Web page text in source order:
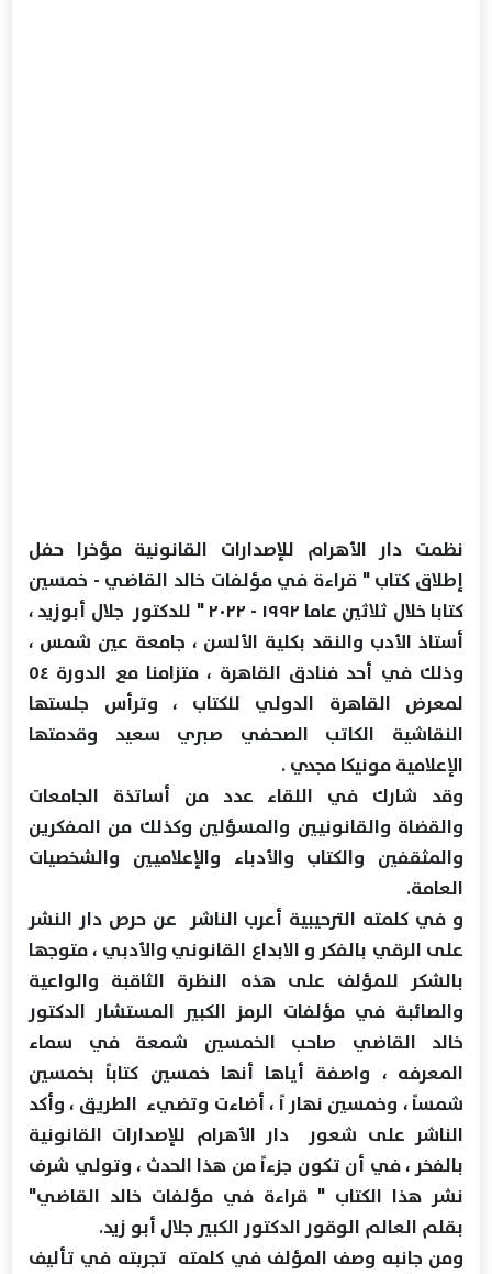
نظمت دار الأهرام للإصدارات القانونية مؤخرا حفل
إطلاق كتاب " قراءة في مؤلفات خالد القاضي - خمسين
كتابا خلال ثلاثين عاما ١٩٩٢ - ٢٠٢٢ " للدكتور جلال أبوزيد ،
أستاذ الأدب والنقد بكلية الألسن ، جامعة عين شمس ،
وذلك في أحد فنادق القاهرة ، متزامنا مع الدورة ٥٤
لمعرض القاهرة الدولي للكتاب ، وترأس جلستها
النقاشية الكاتب الصحفي صبري سعيد وقدمتها
الإعلامية مونيكا مجدي .
وقد شارك في اللقاء عدد من أساتذة الجامعات
والقضاة والقانونيين والمسؤلين وكذلك من المفكرين
والمثقفين والكتاب والأدباء والإعلاميين والشخصيات
العامة.
و في كلمته الترحيبية أعرب الناشر عن حرص دار النشر
على الرقي بالفكر و الابداع القانوني والأدبي ، متوجها
بالشكر للمؤلف على هذه النظرة الثاقبة والواعية
والصائبة في مؤلفات الرمز الكبير المستشار الدكتور
خالد القاضي صاحب الخمسين شمعة في سماء
المعرفه ، واصفة أياها أنها خمسين كتاباً بخمسين
شمساً ، وخمسين نهار اً ، أضاءت وتضيء الطريق ، وأكد
الناشر على شعور دار الأهرام للإصدارات القانونية
بالفخر ، في أن تكون جزءاً من هذا الحدث ، وتولي شرف
نشر هذا الكتاب " قراءة في مؤلفات خالد القاضي"
بقلم العالم الوقور الدكتور الكبير جلال أبو زيد.
ومن جانبه وصف المؤلف في كلمته تجربته في تأليف